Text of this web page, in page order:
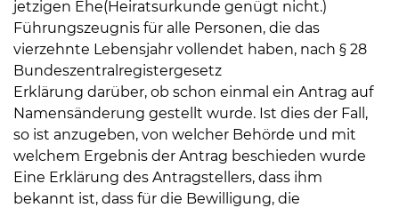
08
Uhr
und
14
jetzigen Ehe(Heiratsurkunde genügt nicht.)
Führungszeugnis für alle Personen, die das
vierzehnte Lebensjahr vollendet haben, nach § 28
Bundeszentralregistergesetz
Erklärung darüber, ob schon einmal ein Antrag auf
Namensänderung gestellt wurde. Ist dies der Fall,
so ist anzugeben, von welcher Behörde und mit
welchem Ergebnis der Antrag beschieden wurde
Eine Erklärung des Antragstellers, dass ihm
bekannt ist, dass für die Bewilligung, die